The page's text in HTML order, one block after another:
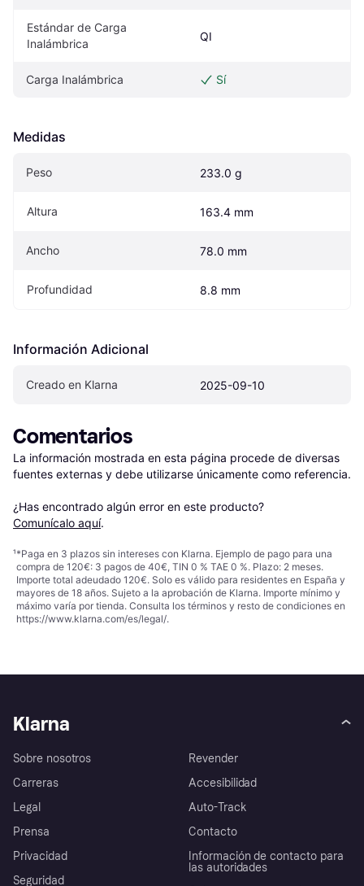
Estándar de Carga
Inalámbrica
QI
Carga Inalámbrica Sí
Medidas
Peso 233.0 g
Altura 163.4 mm
Ancho 78.0 mm
Profundidad 8.8 mm
Información Adicional
Creado en Klarna 2025-09-10
Comentarios
La información mostrada en esta página procede de diversas
fuentes externas y debe utilizarse únicamente como referencia.
¿Has encontrado algún error en este producto?
Comunícalo aquí.
¹*Paga en 3 plazos sin intereses con Klarna. Ejemplo de pago para una
compra de 120€: 3 pagos de 40€, TIN 0 % TAE 0 %. Plazo: 2 meses.
Importe total adeudado 120€. Solo es válido para residentes en España y
mayores de 18 años. Sujeto a la aprobación de Klarna. Importe mínimo y
máximo varía por tienda. Consulta los términos y resto de condiciones en
https://www.klarna.com/es/legal/.
Klarna
Sobre nosotros
Carreras
Legal
Prensa
Privacidad
Seguridad
Revender
Accesibilidad
Auto-Track
Contacto
Información de contacto para
las autoridades